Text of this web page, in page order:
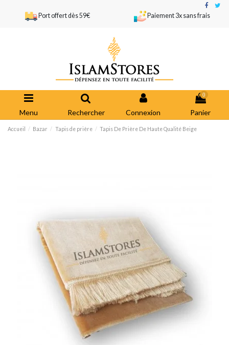
Port offert dès 59€ Paiement 3x sans frais
Menu Rechercher Connexion
0
Panier
Accueil Bazar Tapis de prière Tapis De Prière De Haute Qualité Beige